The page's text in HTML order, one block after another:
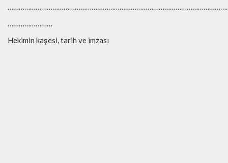
……………………
Hekimin kaşesi, tarih ve imzası